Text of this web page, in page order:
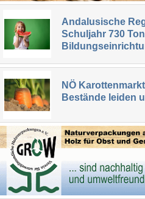
Andalusische
Schuljahr 730
NÖ
Bestände leiden